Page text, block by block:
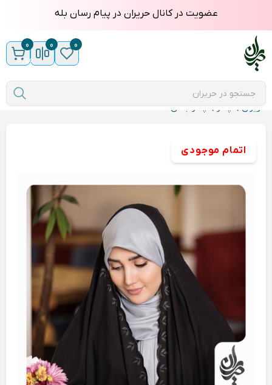
عضویت در کانال حریران در پیام رسان بله
0
0
0
مورد
حریران چادر چادر جانان
اتمام موجودی